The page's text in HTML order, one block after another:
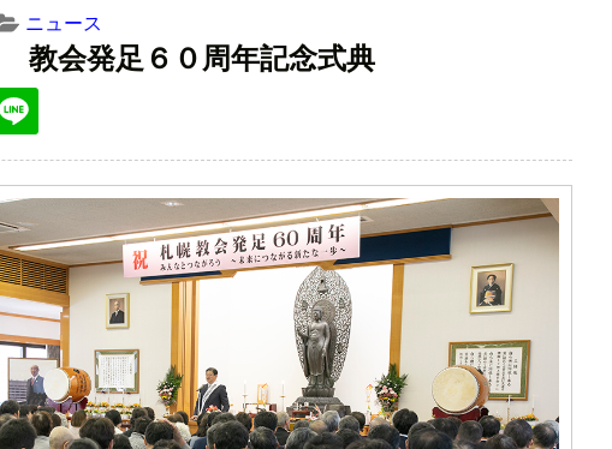
ニュース
教会発足６０周年記念式典